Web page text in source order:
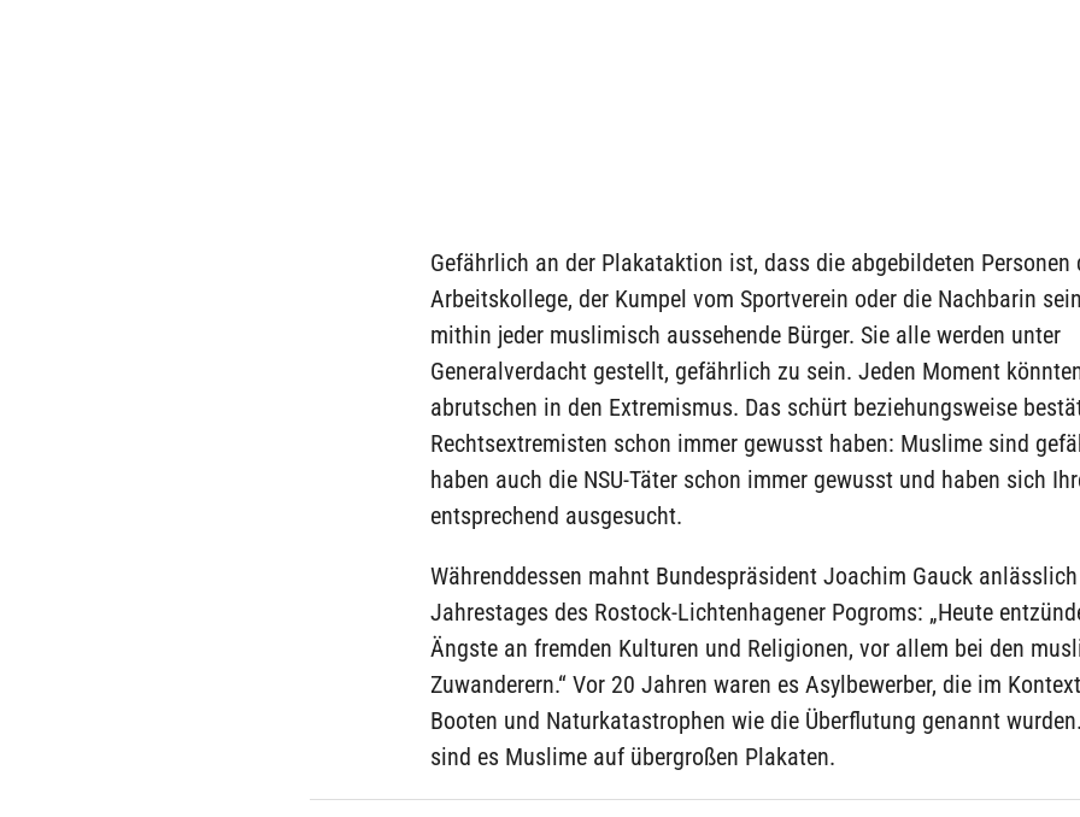
Gefährlich an der Plakataktion ist, dass die abgebildeten Personen
Arbeitskollege, der Kumpel vom Sportverein oder die Nachbarin
mithin jeder muslimisch aussehende Bürger. Sie alle werden unter
Generalverdacht gestellt, gefährlich zu sein. Jeden Moment
abrutschen in den Extremismus. Das schürt beziehungsweise
Rechtsextremisten schon immer gewusst haben: Muslime sind
haben auch die NSU-Täter schon immer gewusst und haben sich
entsprechend ausgesucht.
Währenddessen mahnt Bundespräsident Joachim Gauck
Jahrestages des Rostock-Lichtenhagener Pogroms: „Heute
Ängste an fremden Kulturen und Religionen, vor allem bei den
Zuwanderern.“ Vor 20 Jahren waren es Asylbewerber, die im
Booten und Naturkatastrophen wie die Überflutung genannt
sind es Muslime auf übergroßen Plakaten.